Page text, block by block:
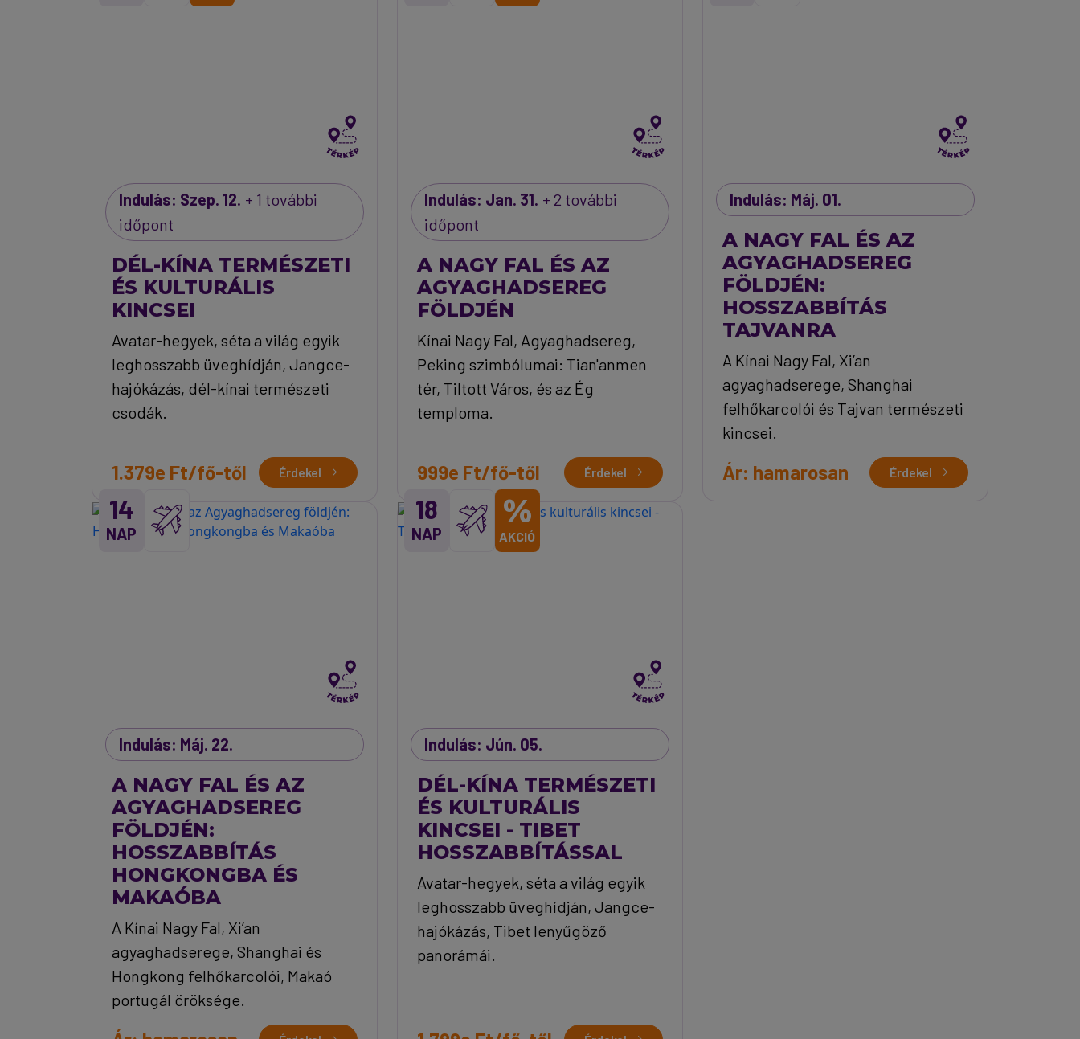
Indulás: Szep. 12. + 1 további
időpont
DÉL-KÍNA TERMÉSZETI
ÉS KULTURÁLIS
KINCSEI
Avatar-hegyek, séta a világ egyik
leghosszabb üveghídján, Jangce-
hajókázás, dél-kínai természeti
csodák.
1.379e Ft/fő-től Érdekel
Indulás: Jan. 31. + 2 további
időpont
A NAGY FAL ÉS AZ
AGYAGHADSEREG
FÖLDJÉN
Kínai Nagy Fal, Agyaghadsereg,
Peking szimbólumai: Tian'anmen
tér, Tiltott Város, és az Ég
temploma.
999e Ft/fő-től Érdekel
Indulás: Máj. 01.
A NAGY FAL ÉS AZ
AGYAGHADSEREG
FÖLDJÉN:
HOSSZABBÍTÁS
TAJVANRA
A Kínai Nagy Fal, Xi’an
agyaghadserege, Shanghai
felhőkarcolói és Tajvan természeti
kincsei.
Ár: hamarosan Érdekel
14
NAP
Indulás: Máj. 22.
A NAGY FAL ÉS AZ
AGYAGHADSEREG
FÖLDJÉN:
HOSSZABBÍTÁS
HONGKONGBA ÉS
MAKAÓBA
A Kínai Nagy Fal, Xi’an
agyaghadserege, Shanghai és
Hongkong felhőkarcolói, Makaó
portugál öröksége.
18
NAP
%
AKCIÓ
Indulás: Jún. 05.
DÉL-KÍNA TERMÉSZETI
ÉS KULTURÁLIS
KINCSEI - TIBET
HOSSZABBÍTÁSSAL
Avatar-hegyek, séta a világ egyik
leghosszabb üveghídján, Jangce-
hajókázás, Tibet lenyűgöző
panorámái.